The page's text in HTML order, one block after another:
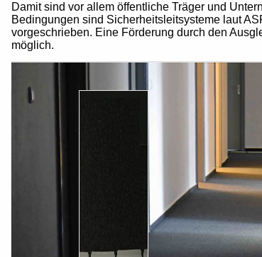
Damit sind vor allem öffentliche Träger und
Bedingungen sind Sicherheitsleitsysteme laut
vorgeschrieben. Eine Förderung durch den
möglich.